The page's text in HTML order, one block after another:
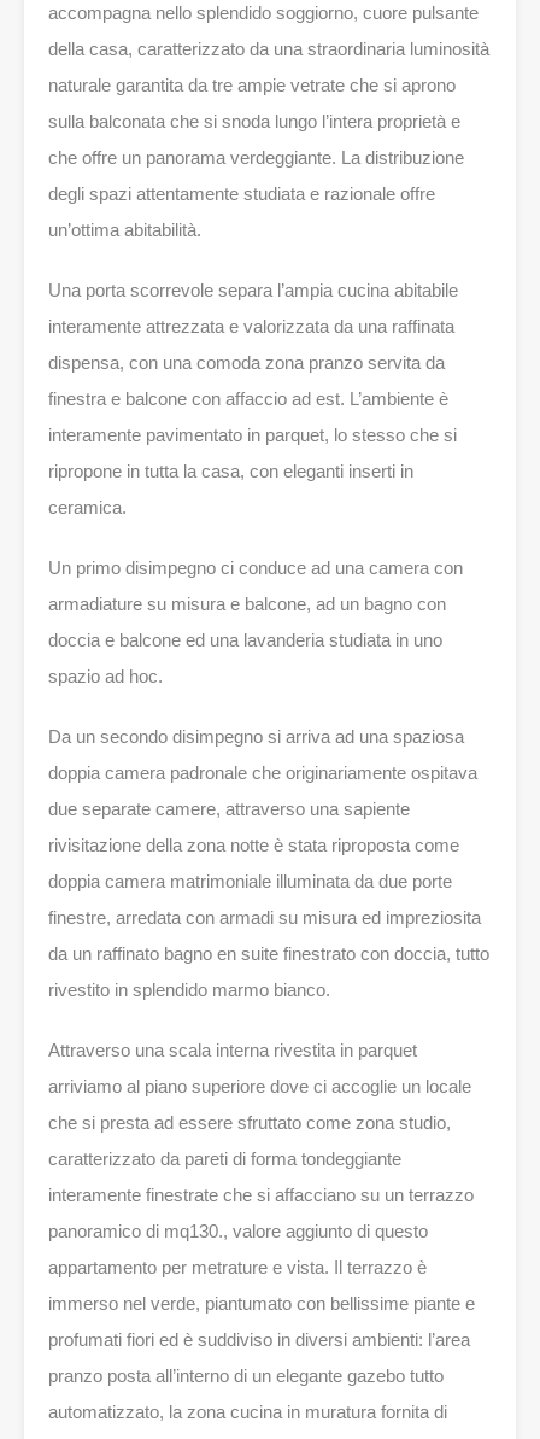
accompagna nello splendido soggiorno, cuore pulsante
della casa, caratterizzato da una straordinaria luminosità
naturale garantita da tre ampie vetrate che si aprono
sulla balconata che si snoda lungo l’intera proprietà e
che offre un panorama verdeggiante. La distribuzione
degli spazi attentamente studiata e razionale offre
un’ottima abitabilità.
Una porta scorrevole separa l’ampia cucina abitabile
interamente attrezzata e valorizzata da una raffinata
dispensa, con una comoda zona pranzo servita da
finestra e balcone con affaccio ad est. L’ambiente è
interamente pavimentato in parquet, lo stesso che si
ripropone in tutta la casa, con eleganti inserti in
ceramica.
Un primo disimpegno ci conduce ad una camera con
armadiature su misura e balcone, ad un bagno con
doccia e balcone ed una lavanderia studiata in uno
spazio ad hoc.
Da un secondo disimpegno si arriva ad una spaziosa
doppia camera padronale che originariamente ospitava
due separate camere, attraverso una sapiente
rivisitazione della zona notte è stata riproposta come
doppia camera matrimoniale illuminata da due porte
finestre, arredata con armadi su misura ed impreziosita
da un raffinato bagno en suite finestrato con doccia, tutto
rivestito in splendido marmo bianco.
Attraverso una scala interna rivestita in parquet
arriviamo al piano superiore dove ci accoglie un locale
che si presta ad essere sfruttato come zona studio,
caratterizzato da pareti di forma tondeggiante
interamente finestrate che si affacciano su un terrazzo
panoramico di mq130., valore aggiunto di questo
appartamento per metrature e vista. Il terrazzo è
immerso nel verde, piantumato con bellissime piante e
profumati fiori ed è suddiviso in diversi ambienti: l’area
pranzo posta all’interno di un elegante gazebo tutto
automatizzato, la zona cucina in muratura fornita di